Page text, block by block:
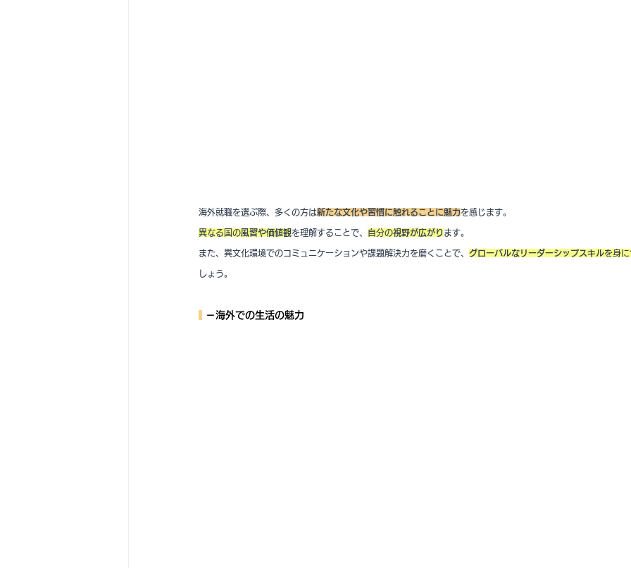
海外就職を選ぶ際、多くの方は新たな文化や習慣に触れることに魅力を感じます。
異なる国の風習や価値観を理解することで、 自分の視野が広がります。
また、異文化環境でのコミュニケーションや課題解決力を磨くことで、 グローバルなリーダーシップスキルを身
しょう。
－海外での生活の魅力